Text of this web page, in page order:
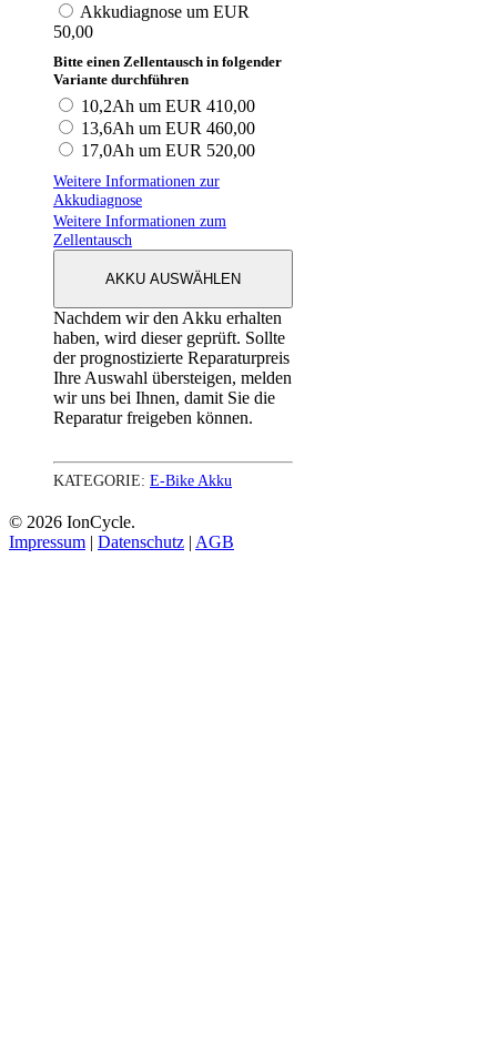
Akkudiagnose um EUR
50,00
Bitte einen Zellentausch in folgender
Variante durchführen
10,2Ah um EUR 410,00
13,6Ah um EUR 460,00
17,0Ah um EUR 520,00
Weitere Informationen zur
Akkudiagnose
Weitere Informationen zum
Zellentausch
AKKU AUSWÄHLEN
Nachdem wir den Akku erhalten
haben, wird dieser geprüft. Sollte
der prognostizierte Reparaturpreis
Ihre Auswahl übersteigen, melden
wir uns bei Ihnen, damit Sie die
Reparatur freigeben können.
KATEGORIE: E-Bike Akku
© 2026 IonCycle.
Impressum | Datenschutz | AGB